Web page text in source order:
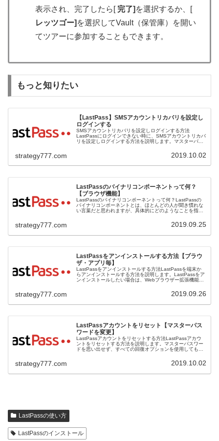
表示され、完了したら[ 完了] を選択するか、[
レッツゴー] を選択してVault（保管庫）を開い
てツアーに参加することもできます。
もっと知りたい
【LastPass】SMSアカウントリカバリを設定し
ログインする
SMSアカウントリカバリを設定しログインする方法
LastPassにログインできない時に、SMSアカウントリカバ
リを設定しログインする方法を説明します。マスターパス
strategy777.com 2019.10.02
LastPassのバイナリコンポーネントって何？
【ブラウザ機能】
LastPassのバイナリコンポーネントって何？LastPassの
バイナリコンポーネントとは、ほとんどの人が聞き慣れな
い言葉だと思われますが、具体的にどのようなことを指す
strategy777.com 2019.09.25
LastPassをアンインストールする方法【ブラウ
ザ・アプリ毎】
LastPassをアンインストールする方法LastPassを端末か
らアンインストールする方法を説明します。LastPassをア
ンインストールしたい場合は、Webブラウザー拡張機能
strategy777.com 2019.09.26
LastPassアカウントをリセット【マスターパス
ワードを変更】
LastPassアカウントをリセットする方法LastPassアカウ
ントをリセットする方法を説明します。マスターパスワー
ドを思い出せず、すべての回復オプションを使用しても回
strategy777.com 2019.10.02
LastPassの使い方
LastPassのインストール